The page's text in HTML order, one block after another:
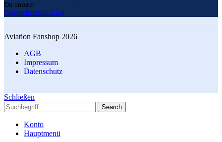
Du unserer
Datenschutzerklärung.
Aviation Fanshop 2026
AGB
Impressum
Datenschutz
Schließen
Search
Konto
Hauptmenü